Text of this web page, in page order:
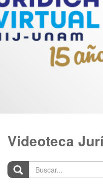
Videoteca
Buscar...